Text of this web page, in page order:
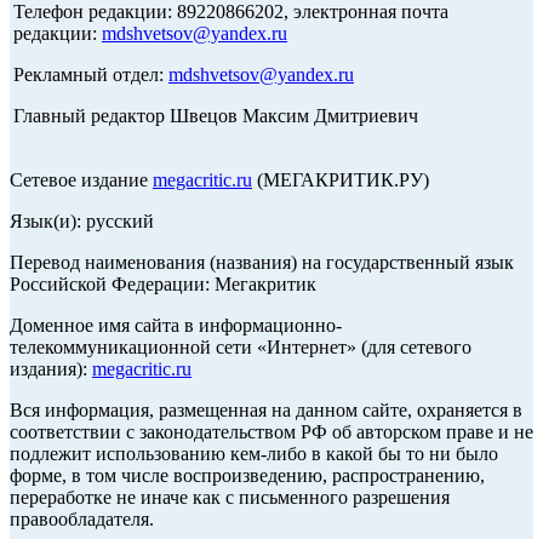
Телефон редакции: 89220866202, электронная почта
редакции: mdshvetsov@yandex.ru
Рекламный отдел: mdshvetsov@yandex.ru
Главный редактор Швецов Максим Дмитриевич
Сетевое издание megacritic.ru (МЕГАКРИТИК.РУ)
Язык(и): русский
Перевод наименования (названия) на государственный язык
Российской Федерации: Мегакритик
Доменное имя сайта в информационно-
телекоммуникационной сети «Интернет» (для сетевого
издания): megacritic.ru
Вся информация, размещенная на данном сайте, охраняется в
соответствии с законодательством РФ об авторском праве и не
подлежит использованию кем-либо в какой бы то ни было
форме, в том числе воспроизведению, распространению,
переработке не иначе как с письменного разрешения
правообладателя.